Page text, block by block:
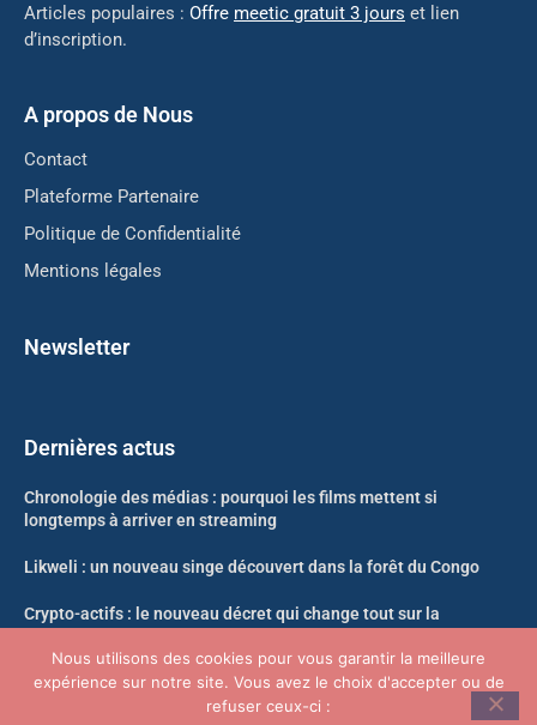
Articles populaires : Offre meetic gratuit 3 jours et lien
d’inscription.
A propos de Nous
Contact
Plateforme Partenaire
Politique de Confidentialité
Mentions légales
Newsletter
Dernières actus
Chronologie des médias : pourquoi les films mettent si
longtemps à arriver en streaming
Likweli : un nouveau singe découvert dans la forêt du Congo
Crypto-actifs : le nouveau décret qui change tout sur la
Neko-Sama nouvelle adresse Août 2026
Nous utilisons des cookies pour vous garantir la meilleure
expérience sur notre site. Vous avez le choix d'accepter ou de
refuser ceux-ci :